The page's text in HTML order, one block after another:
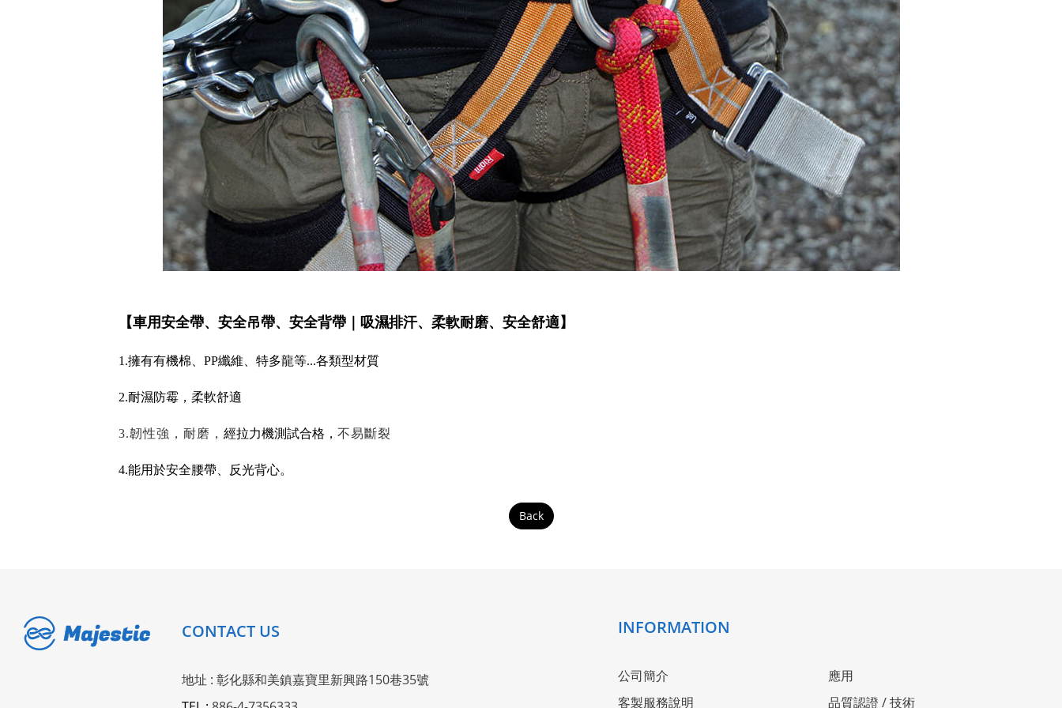
【車用安全帶、安全吊帶、安全背帶｜吸濕排汗、柔軟耐磨、安全舒適】
1.擁有有機棉、PP纖維、特多龍等...各類型材質
2.耐濕防霉，柔軟舒適
3.韌性強，耐磨，經拉力機測試合格，不易斷裂
4.能用於安全腰帶、反光背心。
Back
CONTACT US
地址 : 彰化縣和美鎮嘉寶里新興路150巷35號
INFORMATION
公司簡介
應用
客製服務說明
品質認證 / 技術